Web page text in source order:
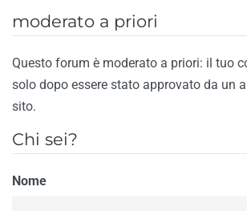
moderato a priori
Questo forum è moderato a priori: il tuo
solo dopo essere stato approvato da un
sito.
Chi sei?
Nome